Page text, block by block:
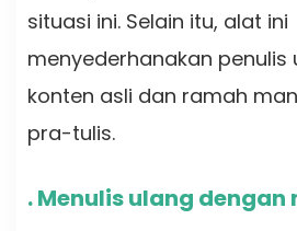
situasi ini. Selain itu, alat ini
menyederhanakan
konten asli dan ramah
pra-tulis.
. Menulis ulang dengan